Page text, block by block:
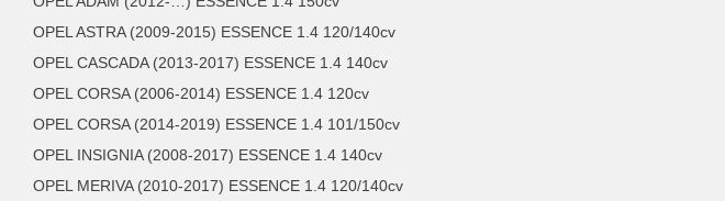
OPEL ASTRA (2009-2015) ESSENCE 1.4 120/140cv
OPEL CASCADA (2013-2017) ESSENCE 1.4 140cv
OPEL CORSA (2006-2014) ESSENCE 1.4 120cv
OPEL CORSA (2014-2019) ESSENCE 1.4 101/150cv
OPEL INSIGNIA (2008-2017) ESSENCE 1.4 140cv
OPEL MERIVA (2010-2017) ESSENCE 1.4 120/140cv